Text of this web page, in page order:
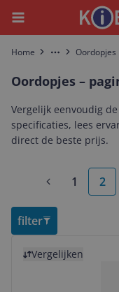
Menu
Home More Oordopjes
Oordopjes –
Vergelijk eenvoudig
specificaties, lees
direct de beste prijs.
1 2
filter
Vergelijken